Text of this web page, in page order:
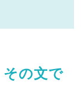
その文で